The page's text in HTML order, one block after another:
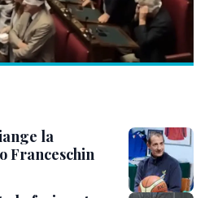
la
Franceschin